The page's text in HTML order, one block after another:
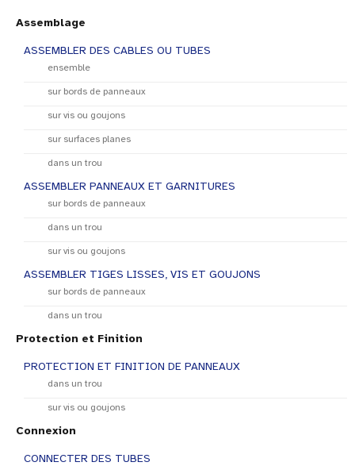
Assemblage
ASSEMBLER DES CABLES OU TUBES
ensemble
sur bords de panneaux
sur vis ou goujons
sur surfaces planes
dans un trou
ASSEMBLER PANNEAUX ET GARNITURES
sur bords de panneaux
dans un trou
sur vis ou goujons
ASSEMBLER TIGES LISSES, VIS ET GOUJONS
sur bords de panneaux
dans un trou
Protection et Finition
PROTECTION ET FINITION DE PANNEAUX
dans un trou
sur vis ou goujons
Connexion
CONNECTER DES TUBES